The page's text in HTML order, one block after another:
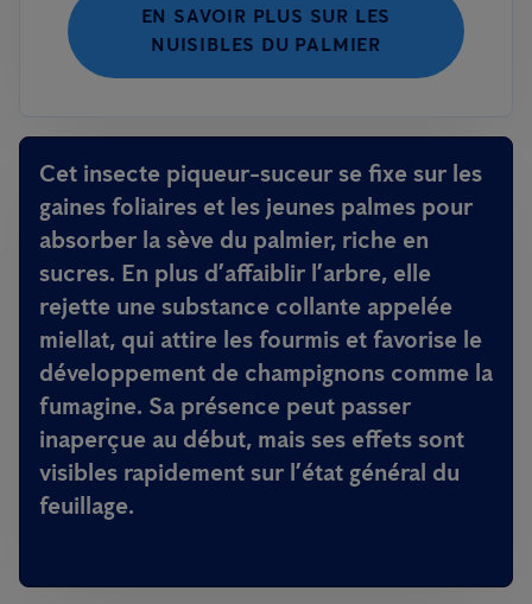
EN SAVOIR PLUS SUR LES
NUISIBLES DU PALMIER
Cet insecte piqueur-suceur se fixe sur les
gaines foliaires et les jeunes palmes pour
absorber la sève du palmier, riche en
sucres. En plus d’affaiblir l’arbre, elle
rejette une substance collante appelée
miellat, qui attire les fourmis et favorise le
développement de champignons comme la
fumagine. Sa présence peut passer
inaperçue au début, mais ses effets sont
visibles rapidement sur l’état général du
feuillage.